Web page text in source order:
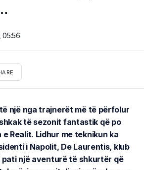
05:56
një nga trajnerët më të përfolur
të sezonit fantastik që po
Realit. Lidhur me teknikun ka
i Napolit, De Laurentis, klub
një aventurë të shkurtër që